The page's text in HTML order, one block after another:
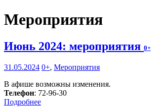
Мероприятия
Июнь 2024: мероприятия 0+
31.05.2024 0+, Мероприятия
В афише возможны изменения.
Телефон: 72-96-30
Подробнее